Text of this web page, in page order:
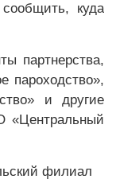
куда
партнерства,
пароходство»,
и другие
«Центральный
филиал